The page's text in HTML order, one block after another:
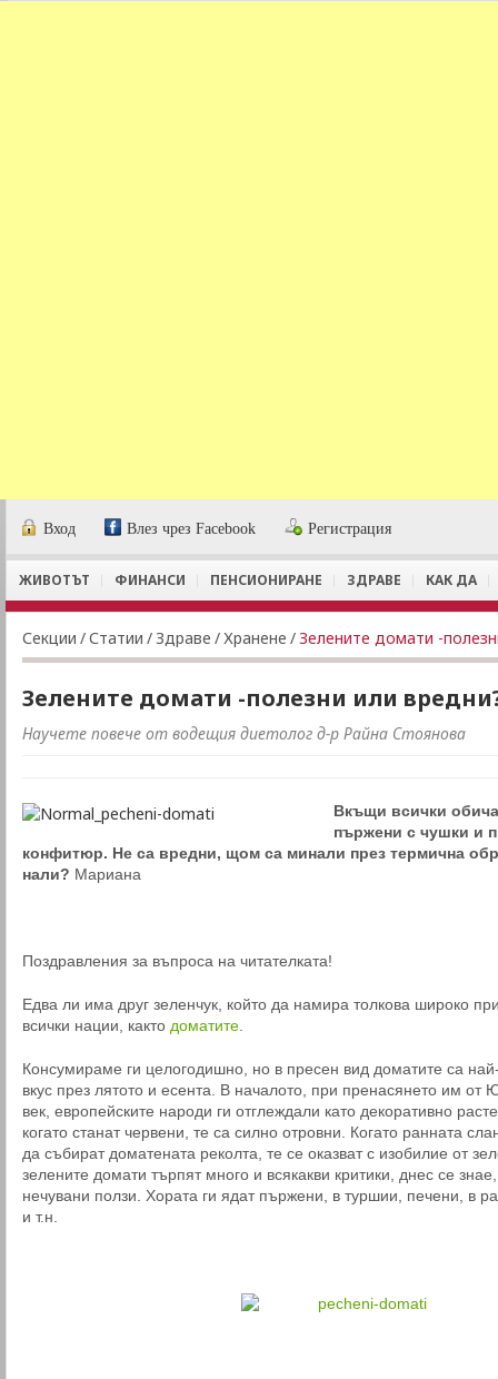
Вход Влез чрез Facebook Регистрация
ЖИВОТЪТ ФИНАНСИ ПЕНСИОНИРАНЕ ЗДРАВЕ КАК ДА
Секции /Статии / Здраве /Хранене /Зелените домати -
Зелените домати -полезни или
Научете повече от водещия диетолог д-р Райна Стоянова
Вкъщи всички
пържени с чушки и
конфитюр. Не са вредни, щом са минали през термична
нали? Мариана
Поздравления за въпроса на читателката!
Едва ли има друг зеленчук, който да намира толкова широко
всички нации, както доматите
Консумираме ги целогодишно, но в пресен вид доматите са
вкус през лятото и есента. В началото, при пренасянето им
век, европейските народи ги отглеждали като декоративно
когато станат червени, те са силно отровни. Когато ранната
да събират доматената реколта, те се оказват с изобилие от
зелените домати търпят много и всякакви критики, днес се
нечувани ползи. Хората ги ядат пържени, в туршии, печени, в
и т.н.